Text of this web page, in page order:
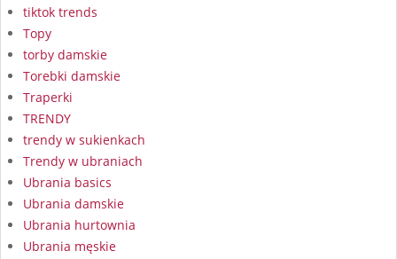
tiktok trends
Topy
torby damskie
Torebki damskie
Traperki
TRENDY
trendy w sukienkach
Trendy w ubraniach
Ubrania basics
Ubrania damskie
Ubrania hurtownia
Ubrania męskie